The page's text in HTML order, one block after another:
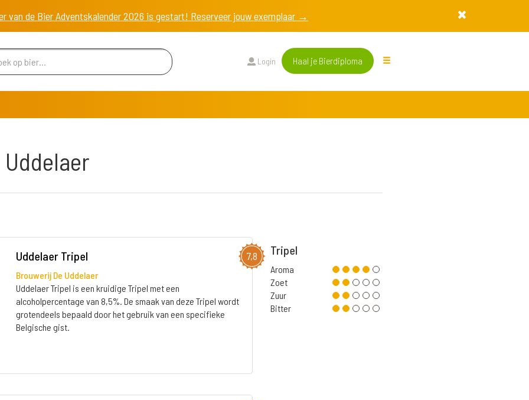
van de Bier Adventskalender 2026 is gestart! Reserveer jouw exemplaar →
Login Haal je Bierdiploma
7,8
Uddelaer Tripel
Brouwerij De Uddelaer
Uddelaer Tripel is een kruidige Tripel met een
alcoholpercentage van 8,5%. De smaak van deze Tripel wordt
grotendeels bepaald door het gebruik van een specifieke
Belgische gist.
Tripel
Aroma
Zoet
Zuur
Bitter